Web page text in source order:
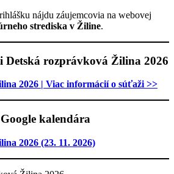
nájdu záujemcovia na webovej
strediska v Žiline.
Detská rozprávková Žilina 2026
2026 | Viac informácií o súťaži >>
kalendára
2026 (23. 11. 2026)